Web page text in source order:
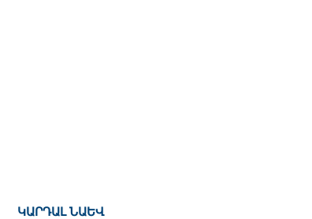
ԿԱՐԴԱԼ ՆԱԵՎ